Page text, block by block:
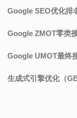
Google SEO优化排
Google ZMOT零类
Google UMOT最终
生成式引擎优化（